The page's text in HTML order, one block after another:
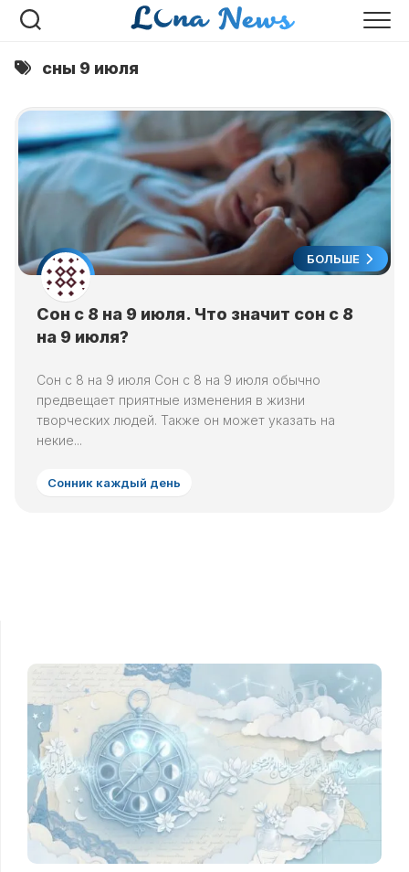
Перейти
сны 9 июля
БОЛЬШЕ
Сон с 8 на 9 июля. Что значит сон с 8
на 9 июля?
Сон с 8 на 9 июля Сон с 8 на 9 июля обычно
предвещает приятные изменения в жизни
творческих людей. Также он может указать на
некие...
Сонник каждый день